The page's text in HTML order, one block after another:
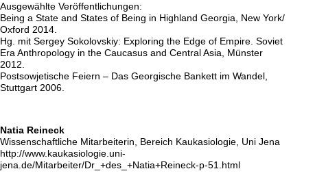
Ausgewählte Veröffentlichungen:
Being a State and States of Being in Highland Georgia, New York/
Oxford 2014.
Hg. mit Sergey Sokolovskiy: Exploring the Edge of Empire. Soviet
Era Anthropology in the Caucasus and Central Asia, Münster
2012.
Postsowjetische Feiern – Das Georgische Bankett im Wandel,
Stuttgart 2006.
Natia Reineck
Wissenschaftliche Mitarbeiterin, Bereich Kaukasiologie, Uni Jena
http://www.kaukasiologie.uni-
jena.de/Mitarbeiter/Dr_+des_+Natia+Reineck-p-51.html